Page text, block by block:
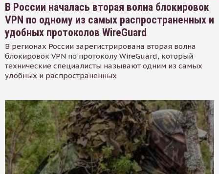
В России началась вторая волна блокировок
VPN по одному из самых распространенных и
удобных протоколов WireGuard
В регионах России зарегистрирована вторая волна
блокировок VPN по протоколу WireGuard, который
технические специалисты называют одним из самых
удобных и распространенных